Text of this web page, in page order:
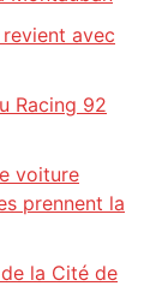
avec
Racing 92
voiture
prennent la
la Cité de